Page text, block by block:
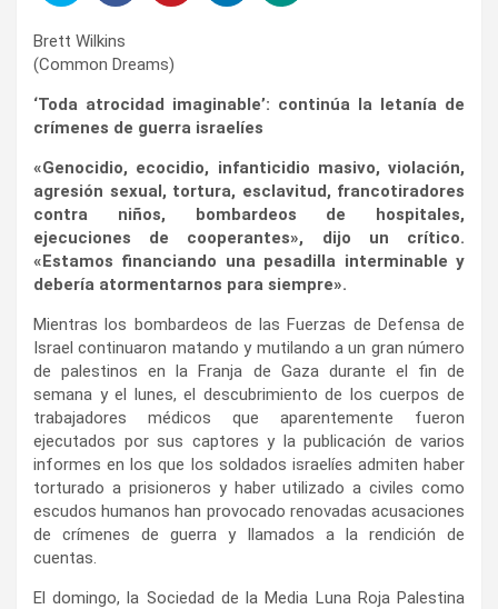
Brett Wilkins
(Common Dreams)
‘Toda atrocidad imaginable’: continúa la letanía de
crímenes de guerra israelíes
«Genocidio, ecocidio, infanticidio masivo, violación,
agresión sexual, tortura, esclavitud, francotiradores
contra niños, bombardeos de hospitales,
ejecuciones de cooperantes», dijo un crítico.
«Estamos financiando una pesadilla interminable y
debería atormentarnos para siempre».
Mientras los bombardeos de las Fuerzas de Defensa de
Israel continuaron matando y mutilando a un gran número
de palestinos en la Franja de Gaza durante el fin de
semana y el lunes, el descubrimiento de los cuerpos de
trabajadores médicos que aparentemente fueron
ejecutados por sus captores y la publicación de varios
informes en los que los soldados israelíes admiten haber
torturado a prisioneros y haber utilizado a civiles como
escudos humanos han provocado renovadas acusaciones
de crímenes de guerra y llamados a la rendición de
cuentas.
El domingo, la Sociedad de la Media Luna Roja Palestina